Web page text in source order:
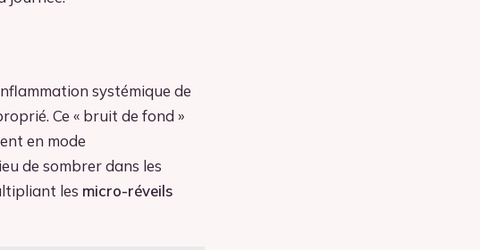
systémique de
Ce « bruit de fond »
en mode
de sombrer dans les
les micro-réveils